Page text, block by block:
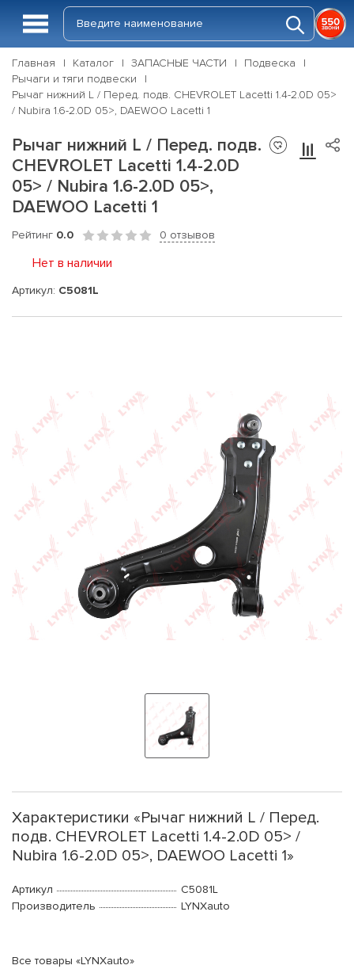
Главная Каталог ЗАПАСНЫЕ ЧАСТИ
Подвеска
Рычаги и тяги подвески
Рычаг нижний L / Перед. подв. CHEVROLET Lacetti 1.4-2.0D 05>
/ Nubira 1.6-2.0D 05>, DAEWOO Lacetti 1
Рычаг нижний L / Перед. подв.
CHEVROLET Lacetti 1.4-2.0D
05> / Nubira 1.6-2.0D 05>,
DAEWOO Lacetti 1
Рейтинг 0.0 0 отзывов
Нет в наличии
Артикул: C5081L
Характеристики «Рычаг нижний L / Перед.
подв. CHEVROLET Lacetti 1.4-2.0D 05> /
Nubira 1.6-2.0D 05>, DAEWOO Lacetti 1»
Артикул
C5081L
Производитель
LYNXauto
Все товары «LYNXauto»